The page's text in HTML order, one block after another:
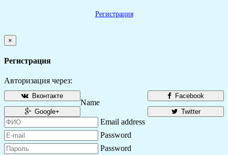
Регистрация
×
Регистрация
Авторизация через:
Facebook
Вконтакте
Twitter
Google+
Name
Email address
Password
Password